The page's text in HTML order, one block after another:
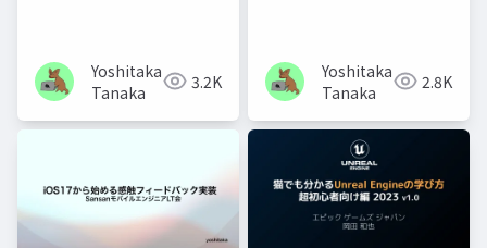
Yoshitaka
Tanaka
3.2K
Yoshitaka
Tanaka
2.8K